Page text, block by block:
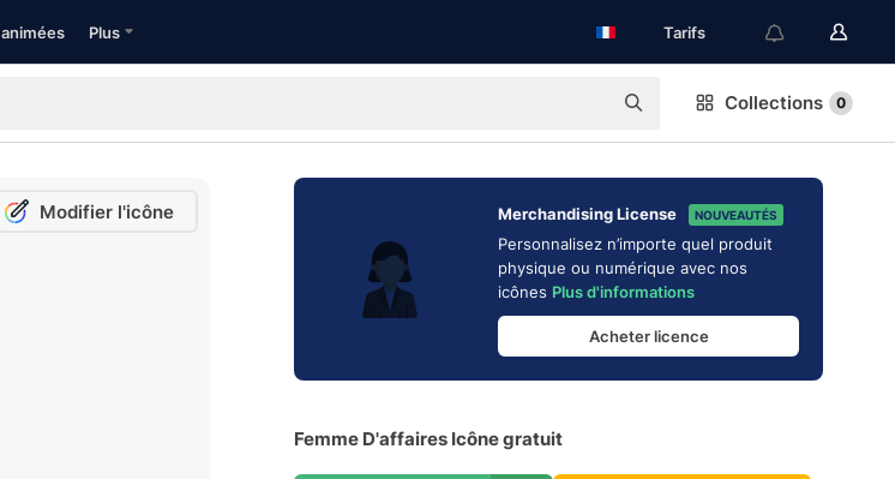
Plus Tarifs
Collections 0
Modifier l'icône Merchandising License NOUVEAUTÉS
Personnalisez n’importe quel produit
physique ou numérique avec nos
icônes Plus d'informations
Acheter licence
Femme D'affaires Icône gratuit